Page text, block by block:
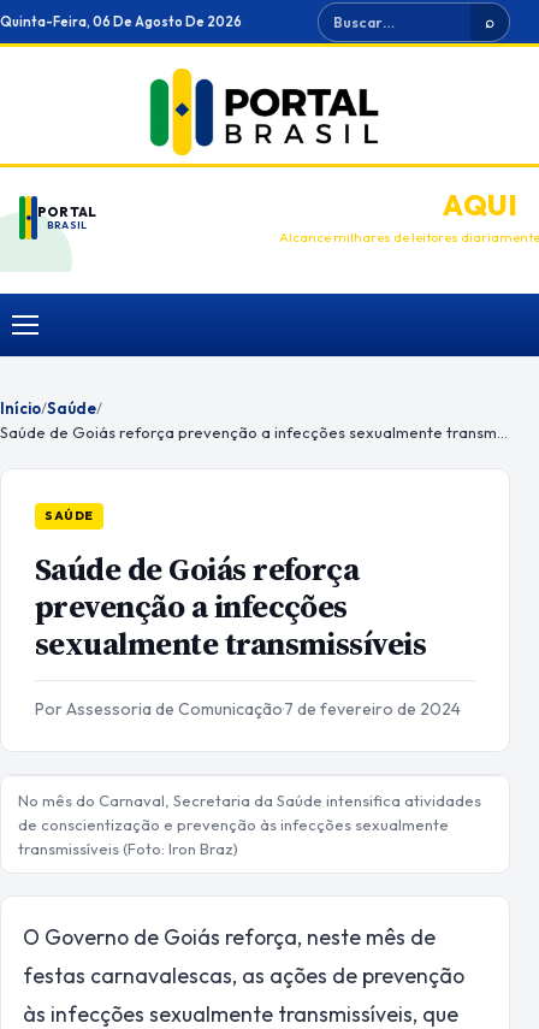
Ir
para
Quinta-Feira, 06 De Agosto De 2026 Buscar ⌕
PORTAL
BRASIL
ANUNCIEAQUI
Alcance milhares de leitores diariamente
Menu
Início/Saúde/
SAÚDE
Saúde de Goiás reforça
prevenção a infecções
sexualmente transmissíveis
Por Assessoria de Comunicação·7 de fevereiro de 2024
No mês do Carnaval, Secretaria da Saúde intensifica atividades
de conscientização e prevenção às infecções sexualmente
transmissíveis (Foto: Iron Braz)
O Governo de Goiás reforça, neste mês de
festas carnavalescas, as ações de prevenção
às infecções sexualmente transmissíveis, que